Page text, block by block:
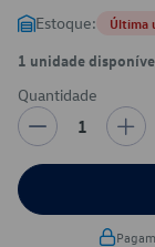
Estoque: Última
1 unidade
Quantidade
1